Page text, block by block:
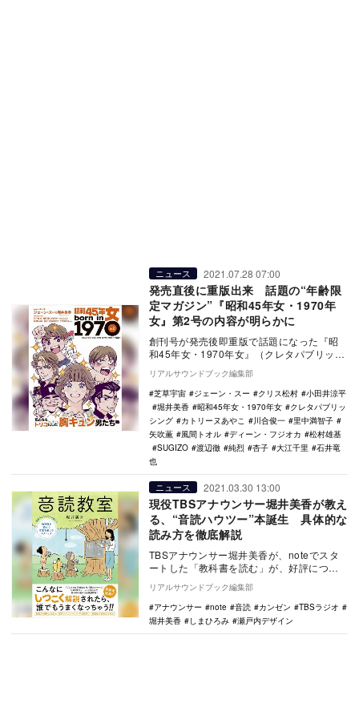
ニュース 2021.07.28 07:00
発売直後に重版出来 話題の“年齢限
定マガジン”『昭和45年女・1970年
女』第2号の内容が明らかに
創刊号が発売後即重版で話題になった『昭
和45年女・1970年女』（クレタパブリッシ
ング）が、7月29日にvol.2を発行。今号
の…
リアルサウンドブック編集部
芝草宇宙
ジェーン・スー クリス松村
小田井涼平
堀井美香
昭和45年女・1970年女
クレタパブリッ
シング
カトリーヌあやこ 川合俊一
里中満智子
矢吹薫
風間トオル ディーン・フジオカ
松村雄基
SUGIZO
渡辺徹 純烈 杏子 大江千里
石井竜
也
ニュース 2021.03.30 13:00
現役TBSアナウンサー堀井美香が教え
る、“音読ハウツー”本誕生 具体的な
読み方を徹底解説
TBSアナウンサー堀井美香が、noteでスタ
ートした「教科書を読む」が、好評につき
書籍化される。書籍タイトルは『音読教
室』。4月…
リアルサウンドブック編集部
アナウンサー
note 音読 カンゼン
TBSラジオ
堀井美香
しまひろみ 瀬戸内デザイン